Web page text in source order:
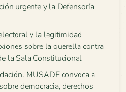
urgente y la Defensoría
y la legitimidad
sobre la querella contra
la Sala Constitucional
MUSADE convoca a
democracia, derechos